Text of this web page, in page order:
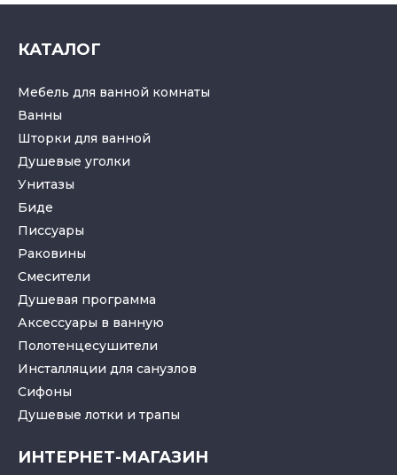
КАТАЛОГ
Мебель для ванной комнаты
Ванны
Шторки для ванной
Душевые уголки
Унитазы
Биде
Писсуары
Раковины
Смесители
Душевая программа
Аксессуары в ванную
Полотенцесушители
Инсталляции для санузлов
Cифоны
Душевые лотки и трапы
ИНТЕРНЕТ-МАГАЗИН